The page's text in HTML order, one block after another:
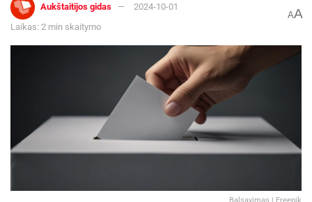
Aukštaitijos gidas
2024-10-01
Laikas: 2 min skaitymo
AA
Balsavimas | Freepik